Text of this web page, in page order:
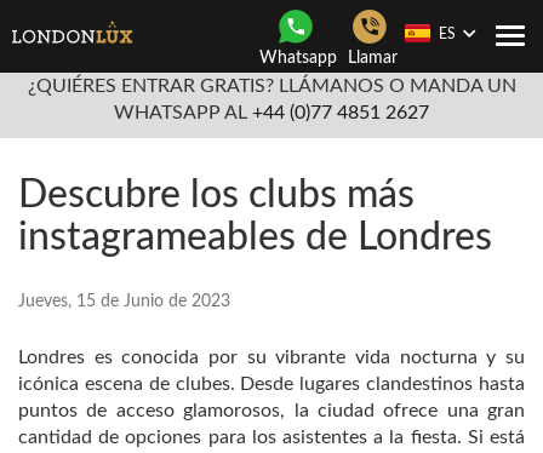
Whatsapp Llamar
ES
¿QUIÉRES ENTRAR GRATIS? LLÁMANOS O MANDA UN
WHATSAPP AL +44 (0)77 4851 2627
Descubre los clubs más
instagrameables de Londres
Jueves, 15 de Junio de 2023
Londres es conocida por su vibrante vida nocturna y su
icónica escena de clubes. Desde lugares clandestinos hasta
puntos de acceso glamorosos, la ciudad ofrece una gran
cantidad de opciones para los asistentes a la fiesta. Si está